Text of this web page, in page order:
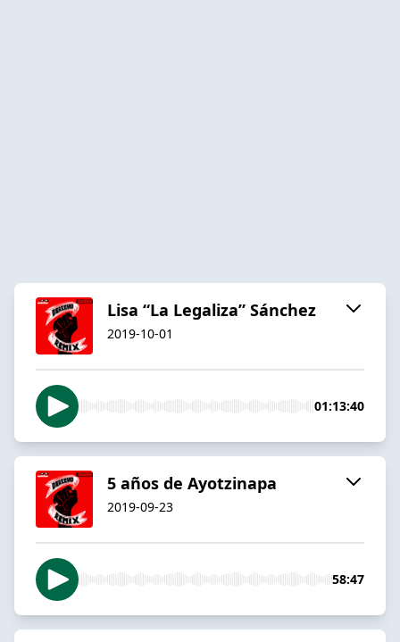
Lisa “La Legaliza” Sánchez
2019-10-01
01:13:40
5 años de Ayotzinapa
2019-09-23
58:47